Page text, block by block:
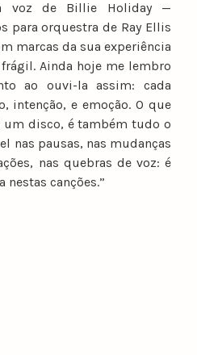
voz de Billie Holiday —
para orquestra de Ray Ellis
marcas da sua experiência
Ainda hoje me lembro
ao ouvi-la assim: cada
intenção, e emoção. O que
um disco, é também tudo o
nas pausas, nas mudanças
nas quebras de voz: é
canções.”